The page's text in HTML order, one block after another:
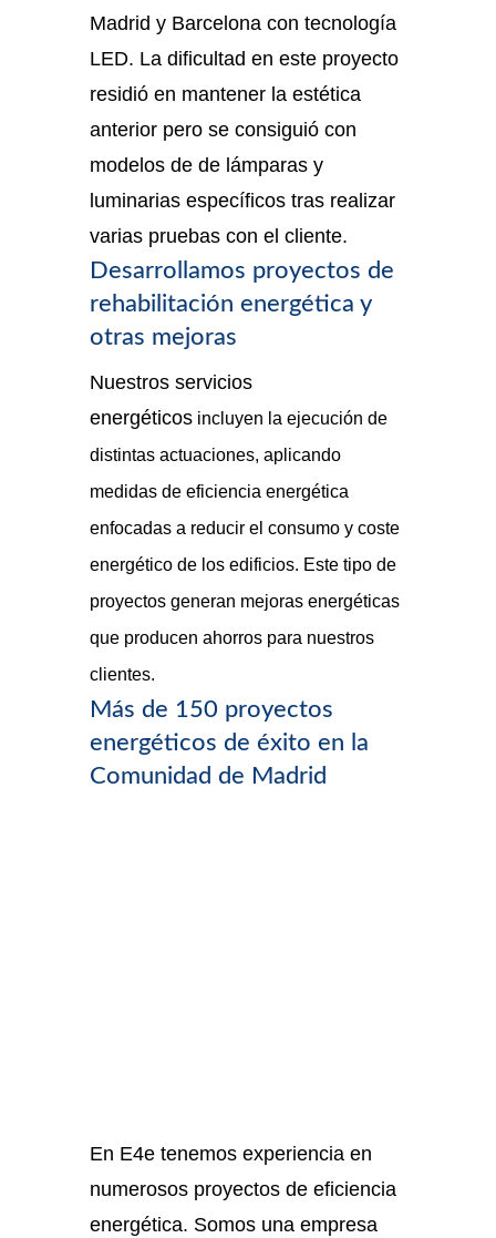
Madrid y Barcelona con tecnología
LED. La dificultad en este proyecto
residió en mantener la estética
anterior pero se consiguió con
modelos de de lámparas y
luminarias específicos tras realizar
varias pruebas con el cliente.
Desarrollamos proyectos de
rehabilitación energética y
otras mejoras
Nuestros servicios
energéticosincluyen la ejecución de
distintas actuaciones, aplicando
medidas de eficiencia energética
enfocadas a reducir el consumo y coste
energético de los edificios. Este tipo de
proyectos generan mejoras energéticas
que producen ahorros para nuestros
clientes.
Más de 150 proyectos
energéticos de éxito en la
Comunidad de Madrid
En E4e tenemos experiencia en
numerosos proyectos de eficiencia
energética. Somos una empresa